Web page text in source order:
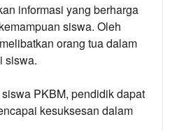
informasi yang berharga
siswa. Oleh
orang tua dalam
siswa.
PKBM, pendidik dapat
kesuksesan dalam